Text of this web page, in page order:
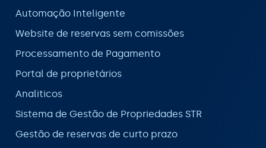
Automação Inteligente
Website de reservas sem comissões
Processamento de Pagamento
Portal de proprietários
Analiticos
Sistema de Gestão de Propriedades STR
Gestão de reservas de curto prazo